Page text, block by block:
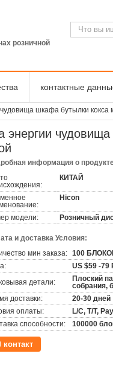
розничной
контактные
шкафа бутылки кокса
энергии
информация о
КИТАЙ
Hicon
модели: Розничный
и доставка Условия:
мин заказа: 100
US $59 -79
детали:
Плоский
собрания,
доставки:
20-30 дней
оплаты:
L/C, T/T,
способности:
100000
контакт